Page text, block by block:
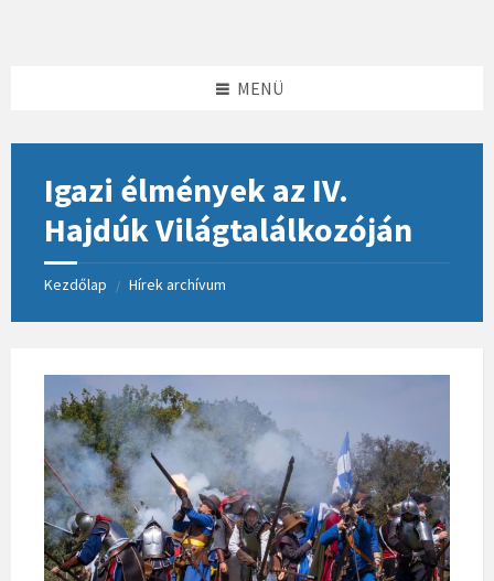
MENÜ
Igazi élmények az IV.
Hajdúk Világtalálkozóján
Kezdőlap / Hírek archívum